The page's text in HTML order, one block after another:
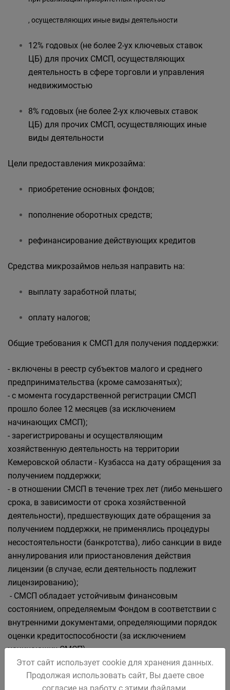
, осуществляющих иные виды деятельности
12% годовых (не более 2-ух ключевых ставок
ЦБ) для прочих СМСП, осуществляющих
деятельность в сфере торговли и управления
недвижимостью
8% годовых (не более 2-ух ключевых ставок
ЦБ) для прочих СМСП, осуществляющих иные
виды деятельности
Цели предоставления микрозайма:
приобретение основных фондов;
пополнение оборотных средств;
рефинансирование действующих кредитов
Средства микрозаймов нельзя направить на:
выплату заработной платы;
оплату налогов;
Общие требования к СМСП для получения поддержки:
- включены в реестр субъектов малого и среднего
предпринимательства (кроме самозанятых);
- с момента государственной регистрации СМСП
прошло более 12 месяцев (за исключением
начинающих СМСП);
- зарегистрированы и осуществляющим
хозяйственную деятельность на территории
Кемеровской области - Кузбасса на дату обращения за
получением поддержки;
- в отношении СМСП в течение трех лет (либо меньшего
срока, в зависимости от срока хозяйственной
деятельности), предшествующих дате обращения за
получением поддержки, не применялись процедуры
несостоятельности (банкротства), либо санкции в виде
аннулирования или приостановления действия
лицензии (в случае, если деятельность подлежит
лицензированию);
- СМСП обладает устойчивым финансовым
состоянием, определяемым Фондом в соответствии с
внутренними документами, определяющими порядок
оценки кредитоспособности (за исключением
начинающих СМСП).
Поддержка не предоставляется СМСП:
Этот сайт использует cookie для хранения данных.
Продолжая использовать сайт, Вы даете свое
согласие на работу с этими файлами.